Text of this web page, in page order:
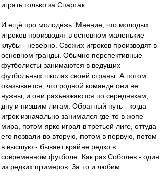
играть только за Спартак.
И ещё про молодёжь. Мнение, что молодых
игроков производят в основном маленькие
клубы - неверно. Свежих игроков производят в
основном гранды. Обычно перспективные
футболисты занимаются в ведущих
футбольных школах своей страны. А потом
оказывается, что родной команде они не
нужны, и они разъезжаются по середнякам,
дну и низшим лигам. Обратный путь - когда
игрок изначально занимался где-то в жопе
мира, потом ярко играл в третьей лиге, оттуда
его позвали во вторую, потом в первую, потом
в высшую - бывает крайне редко в
современном футболе. Как раз Соболев - один
из редких примеров. За то и любим.